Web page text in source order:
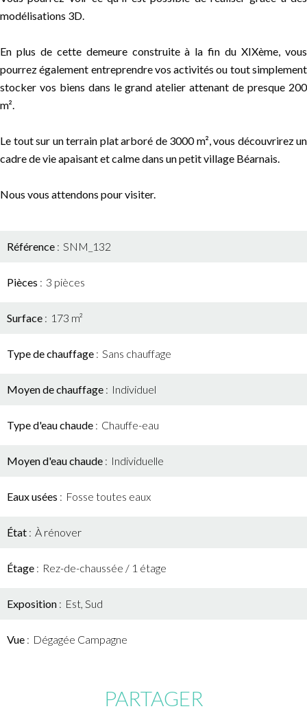
modélisations 3D.
En plus de cette demeure construite à la fin du XIXème, vous
pourrez également entreprendre vos activités ou tout simplement
stocker vos biens dans le grand atelier attenant de presque 200
m².
Le tout sur un terrain plat arboré de 3000 m², vous découvrirez un
cadre de vie apaisant et calme dans un petit village Béarnais.
Nous vous attendons pour visiter.
Référence SNM_132
Pièces 3 pièces
Surface 173 m²
Type de chauffage Sans chauffage
Moyen de chauffage Individuel
Type d'eau chaude Chauffe-eau
Moyen d'eau chaude Individuelle
Eaux usées Fosse toutes eaux
État À rénover
Étage Rez-de-chaussée / 1 étage
Exposition Est, Sud
Vue Dégagée Campagne
PARTAGER